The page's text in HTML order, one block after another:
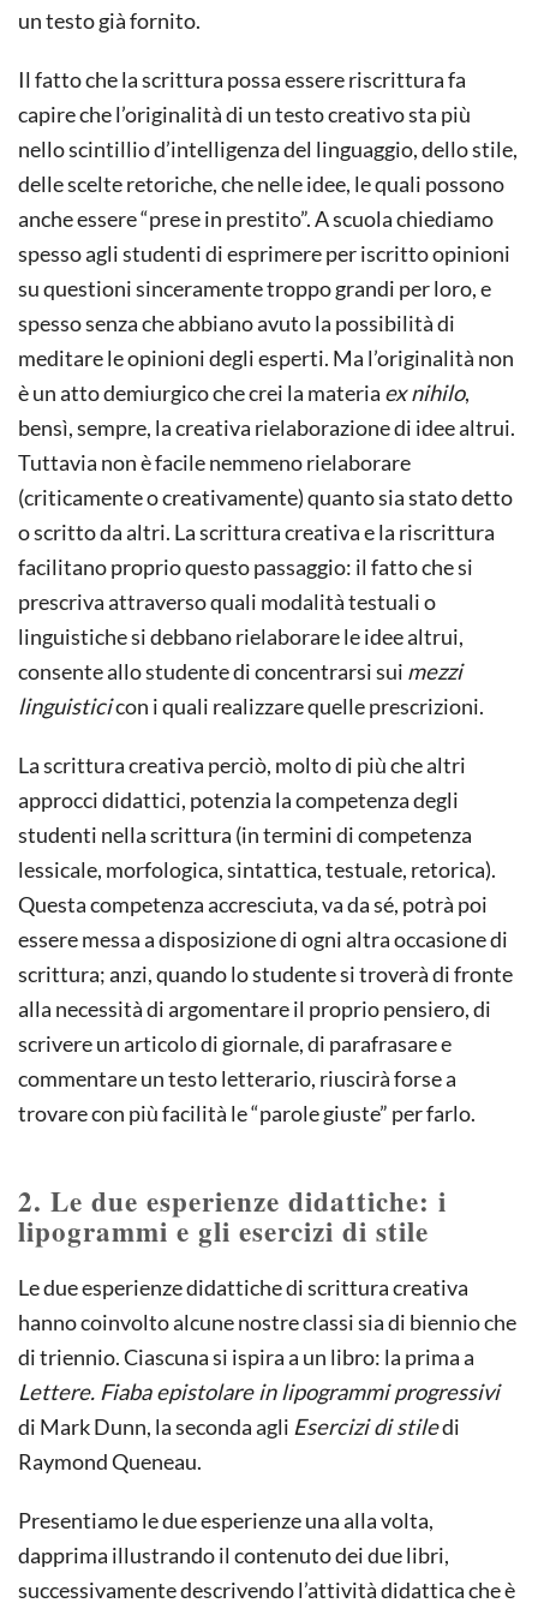
un testo già fornito.
Il fatto che la scrittura possa essere riscrittura fa
capire che l’originalità di un testo creativo sta più
nello scintillio d’intelligenza del linguaggio, dello stile,
delle scelte retoriche, che nelle idee, le quali possono
anche essere “prese in prestito”. A scuola chiediamo
spesso agli studenti di esprimere per iscritto opinioni
su questioni sinceramente troppo grandi per loro, e
spesso senza che abbiano avuto la possibilità di
meditare le opinioni degli esperti. Ma l’originalità non
è un atto demiurgico che crei la materia ex nihilo,
bensì, sempre, la creativa rielaborazione di idee altrui.
Tuttavia non è facile nemmeno rielaborare
(criticamente o creativamente) quanto sia stato detto
o scritto da altri. La scrittura creativa e la riscrittura
facilitano proprio questo passaggio: il fatto che si
prescriva attraverso quali modalità testuali o
linguistiche si debbano rielaborare le idee altrui,
consente allo studente di concentrarsi sui mezzi
linguisticicon i quali realizzare quelle prescrizioni.
La scrittura creativa perciò, molto di più che altri
approcci didattici, potenzia la competenza degli
studenti nella scrittura (in termini di competenza
lessicale, morfologica, sintattica, testuale, retorica).
Questa competenza accresciuta, va da sé, potrà poi
essere messa a disposizione di ogni altra occasione di
scrittura; anzi, quando lo studente si troverà di fronte
alla necessità di argomentare il proprio pensiero, di
scrivere un articolo di giornale, di parafrasare e
commentare un testo letterario, riuscirà forse a
trovare con più facilità le “parole giuste” per farlo.
2. Le due esperienze didattiche: i
lipogrammi e gli esercizi di stile
Le due esperienze didattiche di scrittura creativa
hanno coinvolto alcune nostre classi sia di biennio che
di triennio. Ciascuna si ispira a un libro: la prima a
Lettere. Fiaba epistolare in lipogrammi progressivi
di Mark Dunn, la seconda agli Esercizi di stiledi
Raymond Queneau.
Presentiamo le due esperienze una alla volta,
dapprima illustrando il contenuto dei due libri,
successivamente descrivendo l’attività didattica che è